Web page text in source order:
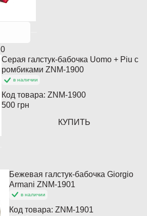
0
Серая галстук-бабочка Uomo + Piu с
ромбиками ZNM-1900
в наличии
Код товара:ZNM-1900
500 грн
КУПИТЬ
Бежевая галстук-бабочка Giorgio
Armani ZNM-1901
в наличии
Код товара:ZNM-1901